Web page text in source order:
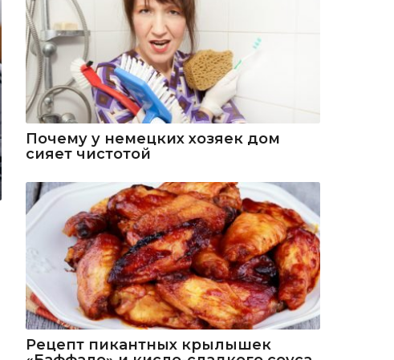
Почему у немецких хозяек дом
сияет чистотой
Рецепт пикантных крылышек